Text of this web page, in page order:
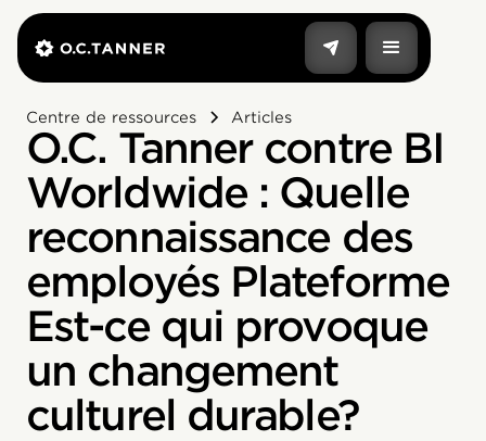
Centre de ressources Articles
O.C. Tanner contre BI
Worldwide : Quelle
reconnaissance des
employés Plateforme
Est-ce qui provoque
un changement
culturel durable?